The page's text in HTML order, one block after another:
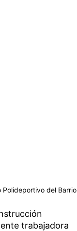
Polideportivo del Barrio
trabajadora